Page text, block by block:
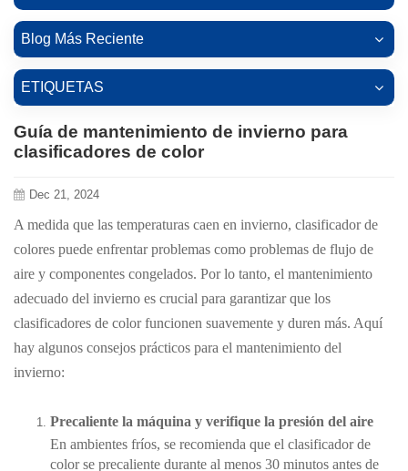
Blog Más Reciente
ETIQUETAS
Guía de mantenimiento de invierno para
clasificadores de color
Dec 21, 2024
A medida que las temperaturas caen en invierno, clasificador de
colores puede enfrentar problemas como problemas de flujo de
aire y componentes congelados. Por lo tanto, el mantenimiento
adecuado del invierno es crucial para garantizar que los
clasificadores de color funcionen suavemente y duren más. Aquí
hay algunos consejos prácticos para el mantenimiento del
invierno:
Precaliente la máquina y verifique la presión del aire
En ambientes fríos, se recomienda que el clasificador de
color se precaliente durante al menos 30 minutos antes de